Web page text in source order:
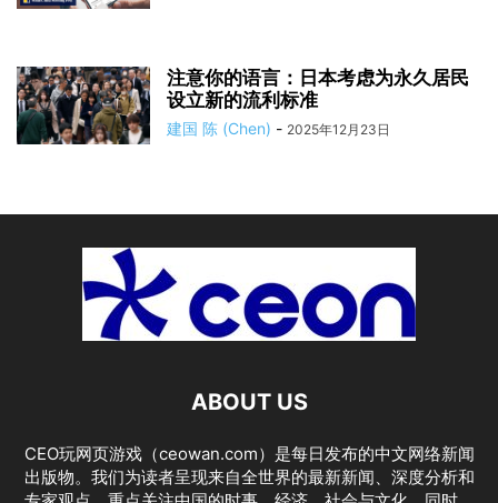
注意你的语言：日本考虑为永久居民
设立新的流利标准
建国 陈 (Chen) - 2025年12月23日
ABOUT US
CEO玩网页游戏（ceowan.com）是每日发布的中文网络新闻
出版物。我们为读者呈现来自全世界的最新新闻、深度分析和